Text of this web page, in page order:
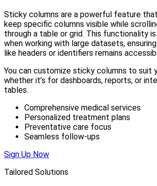
Sticky columns are a powerful feature
keep specific columns visible while
through a table or grid. This functionality
when working with large datasets,
like headers or identifiers remains
You can customize sticky columns to suit
whether it’s for dashboards, reports, or
tables.
Comprehensive medical services
Personalized treatment plans
Preventative care focus
Seamless follow-ups
Sign Up Now
Tailored Solutions